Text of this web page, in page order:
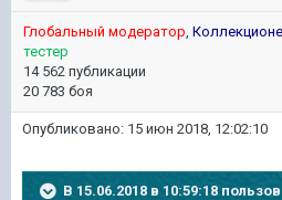
Глобальный модератор,
тестер
14 562 публикации
20 783 боя
Опубликовано: 15 июн 2018, 12:02:10
В 15.06.2018 в 10:59:18